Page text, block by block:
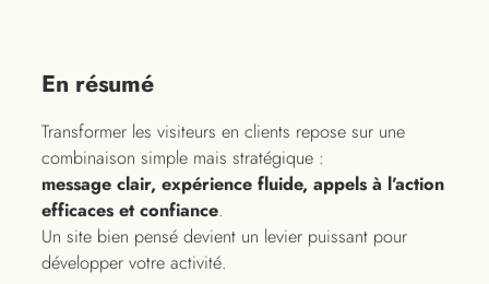
En résumé
Transformer les visiteurs en clients repose sur une
combinaison simple mais stratégique :
message clair, expérience fluide, appels à l’action
efficaces et confiance.
Un site bien pensé devient un levier puissant pour
développer votre activité.